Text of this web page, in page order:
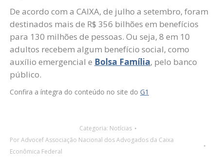
De acordo com a CAIXA, de julho a setembro, foram
destinados mais de R$ 356 bilhões em benefícios
para 130 milhões de pessoas. Ou seja, 8 em 10
adultos recebem algum benefício social, como
auxílio emergencial e Bolsa Família, pelo banco
público.
Confira a íntegra do conteúdo no site do G1
Categoria: Notícias
PorAdvocef Associação Nacional dos Advogados da Caixa
Econômica Federal